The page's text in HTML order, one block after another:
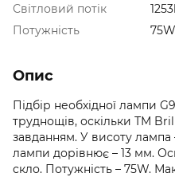
Світловий потік
Потужність
75W
Опис
Підбір необхідної лампи
труднощів, оскільки ТМ
завданням. У висоту лампа
лампи дорівнює – 13 мм.
скло. Потужність – 75W.